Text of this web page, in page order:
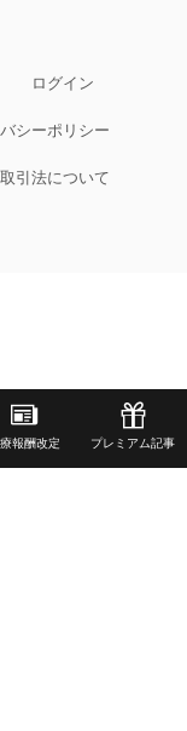
報酬改定 プレミアム記事
ログイン
シーポリシー
引法について